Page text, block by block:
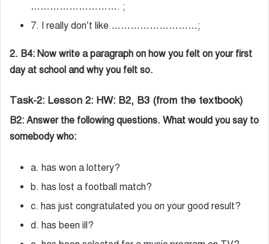
………………………. ;
7. I really don’t like ………………………;
2. B4: Now write a paragraph on how you felt on your first
day at school and why you felt so.
Task-2: Lesson 2: HW: B2, B3 (from the textbook)
B2: Answer the following questions. What would you say to
somebody who:
a. has won a lottery?
b. has lost a football match?
c. has just congratulated you on your good result?
d. has been ill?